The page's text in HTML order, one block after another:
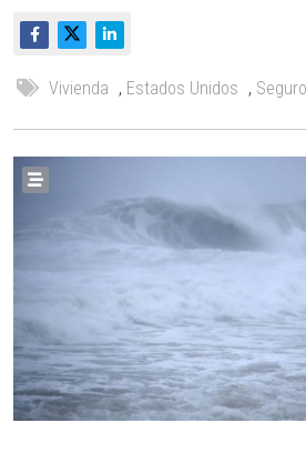
Vivienda , Estados Unidos , Seguro